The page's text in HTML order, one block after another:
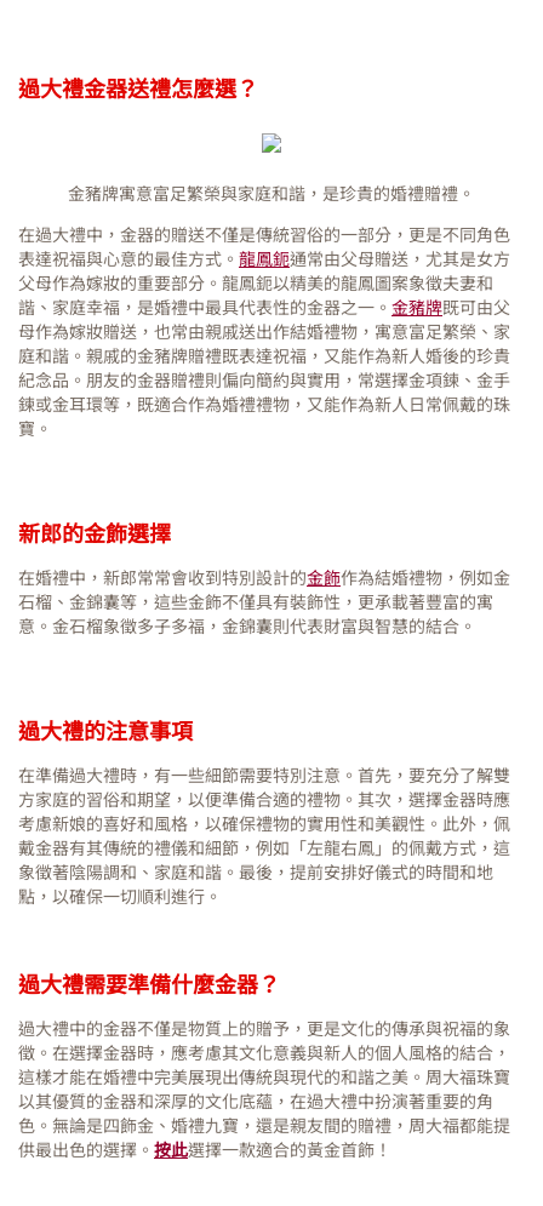
過大禮金器送禮怎麼選？
金豬牌寓意富足繁榮與家庭和諧，是珍貴的婚禮贈禮。
在過大禮中，金器的贈送不僅是傳統習俗的一部分，更是不同角色
表達祝福與心意的最佳方式。 龍鳳鈪通常由父母贈送，尤其是女方
父母作為嫁妝的重要部分。龍鳳鈪以精美的龍鳳圖案象徵夫妻和
諧、家庭幸福，是婚禮中最具代表性的金器之一。 金豬牌既可由父
母作為嫁妝贈送，也常由親戚送出作結婚禮物，寓意富足繁榮、家
庭和諧。親戚的金豬牌贈禮既表達祝福，又能作為新人婚後的珍貴
紀念品。朋友的金器贈禮則偏向簡約與實用，常選擇金項鍊、金手
鍊或金耳環等，既適合作為婚禮禮物，又能作為新人日常佩戴的珠
寶。
新郎的金飾選擇
在婚禮中，新郎常常會收到特別設計的金飾作為結婚禮物，例如金
石榴、金錦囊等，這些金飾不僅具有裝飾性，更承載著豐富的寓
意。金石榴象徵多子多福，金錦囊則代表財富與智慧的結合。
過大禮的注意事項
在準備過大禮時，有一些細節需要特別注意。首先，要充分了解雙
方家庭的習俗和期望，以便準備合適的禮物。其次，選擇金器時應
考慮新娘的喜好和風格，以確保禮物的實用性和美觀性。此外，佩
戴金器有其傳統的禮儀和細節，例如「左龍右鳳」的佩戴方式，這
象徵著陰陽調和、家庭和諧。最後，提前安排好儀式的時間和地
點，以確保一切順利進行。
過大禮需要準備什麼金器？
過大禮中的金器不僅是物質上的贈予，更是文化的傳承與祝福的象
徵。在選擇金器時，應考慮其文化意義與新人的個人風格的結合，
這樣才能在婚禮中完美展現出傳統與現代的和諧之美。周大福珠寶
以其優質的金器和深厚的文化底蘊，在過大禮中扮演著重要的角
色。無論是四飾金、婚禮九寶，還是親友間的贈禮，周大福都能提
供最出色的選擇。 按此選擇一款適合的黃金首飾！